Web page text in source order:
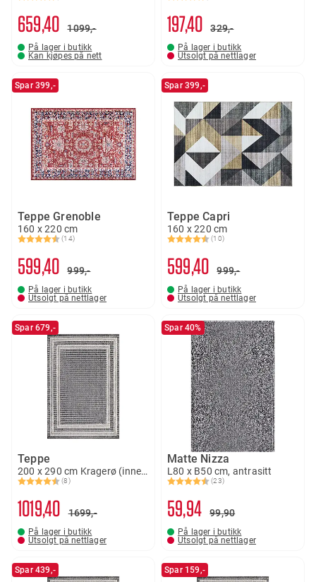
Karakter:
4.8 av 5 mulige
65940 1099,-
På lager i butikk
Kan kjøpes på nett
Karakter:
4.8 av 5 mulige
19740 329,-
På lager i butikk
Utsolgt på nettlager
Spar 399,-
Teppe Grenoble
160 x 220 cm
Karakter:
(14)
4.1 av 5 mulige
59940 999,-
På lager i butikk
Utsolgt på nettlager
Spar 399,-
Teppe Capri
160 x 220 cm
Karakter:
(10)
4.7 av 5 mulige
59940 999,-
På lager i butikk
Utsolgt på nettlager
Spar 679,-
Teppe
200 x 290 cm Kragerø (inne/ute)
Karakter:
(8)
4.6 av 5 mulige
101940 1699,-
På lager i butikk
Utsolgt på nettlager
Spar 40%
Matte Nizza
L80 x B50 cm, antrasitt
Karakter:
(23)
4.4 av 5 mulige
59 94 99 90
På lager i butikk
Utsolgt på nettlager
Spar 439,- Spar 159,-